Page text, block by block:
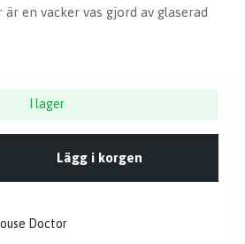
en vacker vas gjord av glaserad
I lager
Lägg i korgen
Doctor